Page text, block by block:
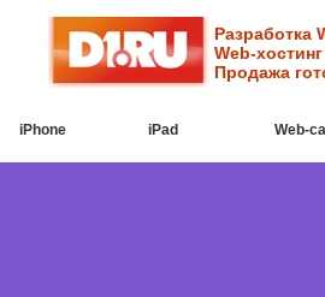
Разработка
Web-
Продажа
iPhone iPad Web-